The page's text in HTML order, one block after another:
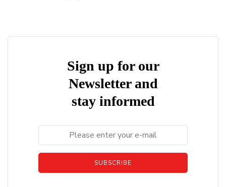
Sign up for our
Newsletter and
stay informed
SUBSCRIBE